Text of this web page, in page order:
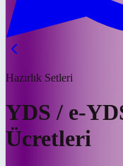
Hazırlık Setleri
YDS / e-
Ücretleri